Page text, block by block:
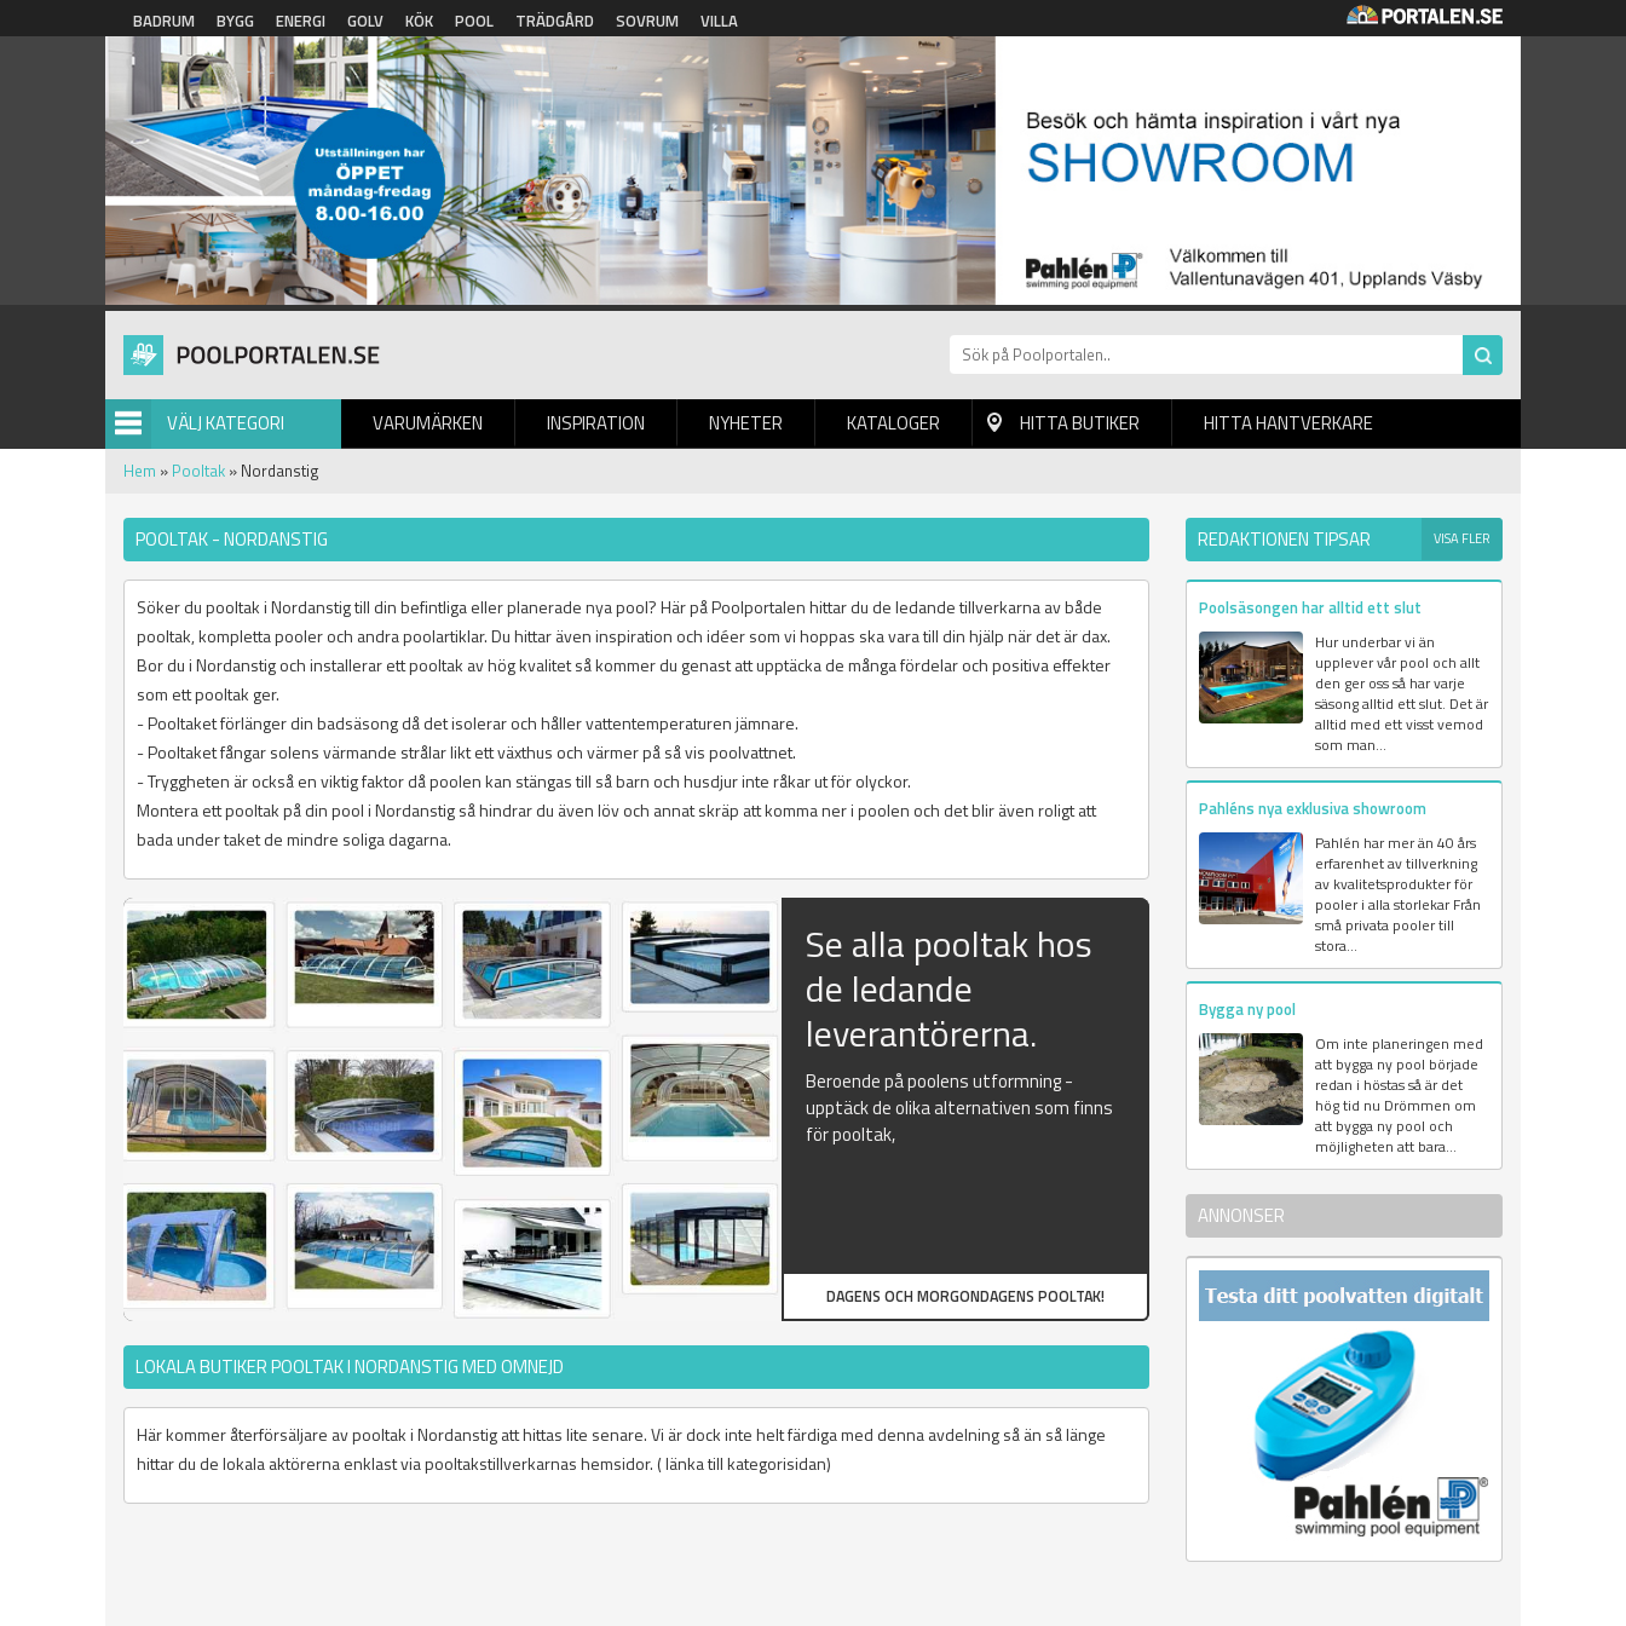
Hoppa till huvudinnehåll
BADRUM BYGG ENERGI GOLV KÖK POOL TRÄDGÅRD SOVRUM VILLA
VÄLJ KATEGORI VARUMÄRKEN INSPIRATION NYHETER
BILDGALLERI KATALOGER HITTA BUTIKER HITTA HANTVERKARE
Hem » Pooltak » Nordanstig
POOLTAK - NORDANSTIG
Söker du pooltak i Nordanstig till din befintliga eller planerade nya pool? Här på Poolportalen hittar du de ledande tillverkarna av både
pooltak, kompletta pooler och andra poolartiklar. Du hittar även inspiration och idéer som vi hoppas ska vara till din hjälp när det är dax.
Bor du i Nordanstig och installerar ett pooltak av hög kvalitet så kommer du genast att upptäcka de många fördelar och positiva effekter
som ett pooltak ger.
- Pooltaket förlänger din badsäsong då det isolerar och håller vattentemperaturen jämnare.
- Pooltaket fångar solens värmande strålar likt ett växthus och värmer på så vis poolvattnet.
- Tryggheten är också en viktig faktor då poolen kan stängas till så barn och husdjur inte råkar ut för olyckor.
Montera ett pooltak på din pool i Nordanstig så hindrar du även löv och annat skräp att komma ner i poolen och det blir även roligt att
bada under taket de mindre soliga dagarna.
Se alla pooltak hos
de ledande
leverantörerna.
Beroende på poolens utformning -
upptäck de olika alternativen som finns
för pooltak,
DAGENS OCH MORGONDAGENS POOLTAK!
LOKALA BUTIKER POOLTAK I NORDANSTIG MED OMNEJD
Här kommer återförsäljare av pooltak i Nordanstig att hittas lite senare. Vi är dock inte helt färdiga med denna avdelning så än så länge
hittar du de lokala aktörerna enklast via pooltakstillverkarnas hemsidor. ( länka till kategorisidan)
REDAKTIONEN TIPSAR VISA FLER
Poolsäsongen har alltid ett slut
Hur underbar vi än
upplever vår pool och allt
den ger oss så har varje
säsong alltid ett slut. Det är
alltid med ett visst vemod
som man...
Pahléns nya exklusiva showroom
Pahlén har mer än 40 års
erfarenhet av tillverkning
av kvalitetsprodukter för
pooler i alla storlekar Från
små privata pooler till
stora...
Bygga ny pool
Om inte planeringen med
att bygga ny pool började
redan i höstas så är det
hög tid nu Drömmen om
att bygga ny pool och
möjligheten att bara...
ANNONSER